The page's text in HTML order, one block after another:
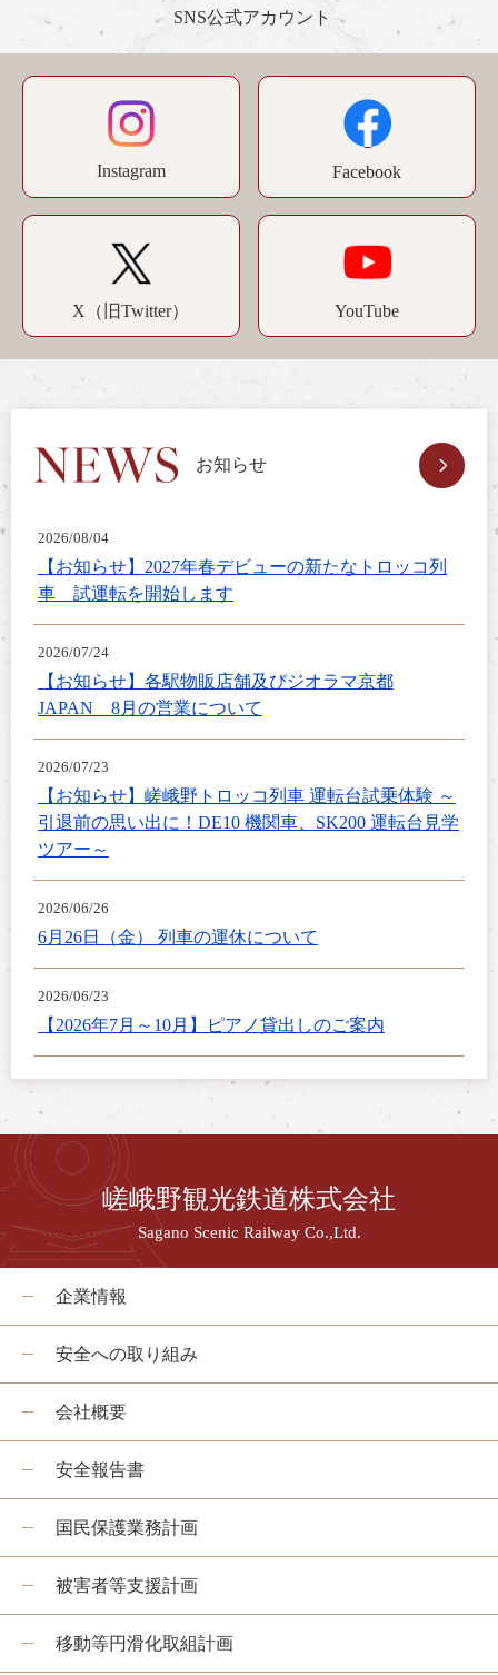
SNS公式アカウント
Instagram Facebook
X（旧Twitter） YouTube
お知らせ
2026/08/04
【お知らせ】2027年春デビューの新たなトロッコ列
車 試運転を開始します
2026/07/24
【お知らせ】各駅物販店舗及びジオラマ京都
JAPAN 8月の営業について
2026/07/23
【お知らせ】嵯峨野トロッコ列車 運転台試乗体験 ～
引退前の思い出に！DE10 機関車、SK200 運転台見学
ツアー～
2026/06/26
6月26日（金） 列車の運休について
2026/06/23
【2026年7月～10月】ピアノ貸出しのご案内
嵯峨野観光鉄道株式会社
Sagano Scenic Railway Co.,Ltd.
企業情報
安全への取り組み
会社概要
安全報告書
国民保護業務計画
被害者等支援計画
移動等円滑化取組計画